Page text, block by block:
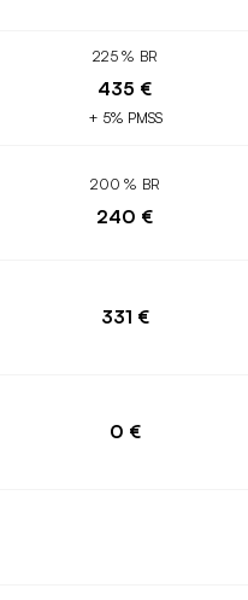
225 % BR
435 €
+ 5% PMSS
200 % BR
240 €
331 €
0 €